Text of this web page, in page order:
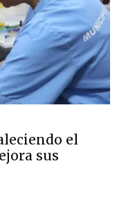
el
sus